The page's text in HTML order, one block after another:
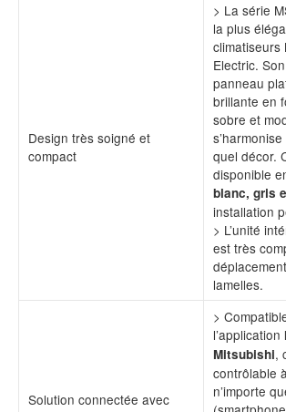
Design très soigné et
compact
> La série
la plus
climatiseurs
Electric.
panneau
brillante en
sobre et
quel décor.
disponible
blanc, gris
installation
> L’unité
est très
lamelles.
Solution connectée avec
>
l’application
Mitsubishi,
contrôlable
n’importe